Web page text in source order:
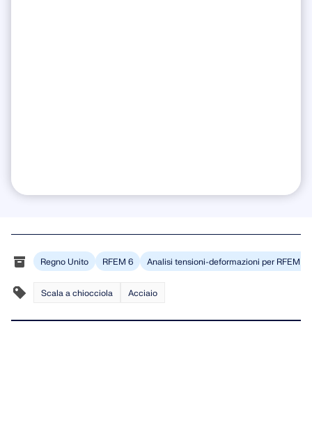
Regno Unito RFEM 6 Analisi tensioni-deformazioni per RFEM 6
Scala a chiocciola Acciaio